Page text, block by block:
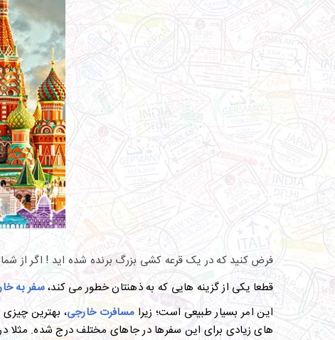
فرض کنید که در یک قرعه کشی بزرگ برنده شده اید ! اگر از
قطعا یکی از گزینه هایی که به ذهنتان خطور می کند،سفر به
این امر بسیار طبیعی است؛ زیرامسافرت خارجی، بهترین
های زیادی برای این سفرها در جاهای مختلف درج شده. مثلا